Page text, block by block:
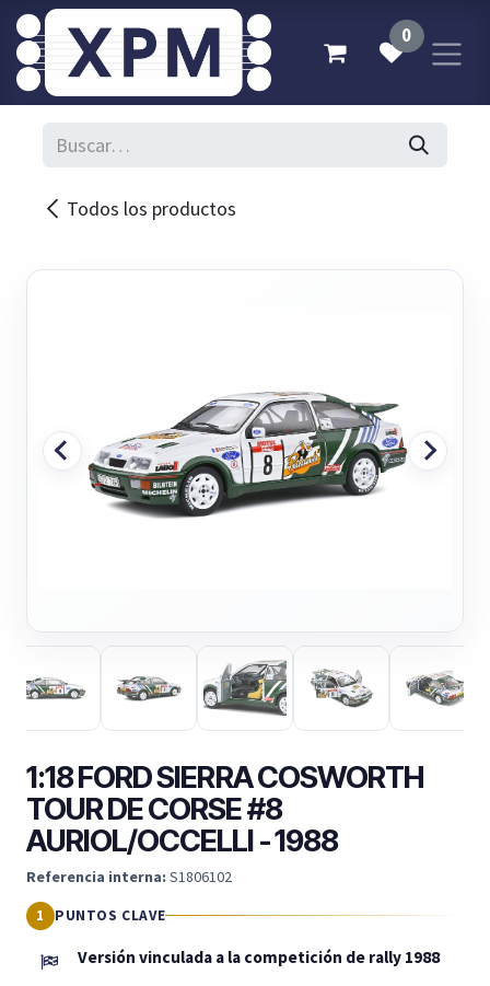
Ir al contenido
0
Todos los productos
1:18 FORD SIERRA COSWORTH
TOUR DE CORSE #8
AURIOL/OCCELLI - 1988
Referencia interna: S1806102
PUNTOS CLAVE
Versión vinculada a la competición de rally 1988